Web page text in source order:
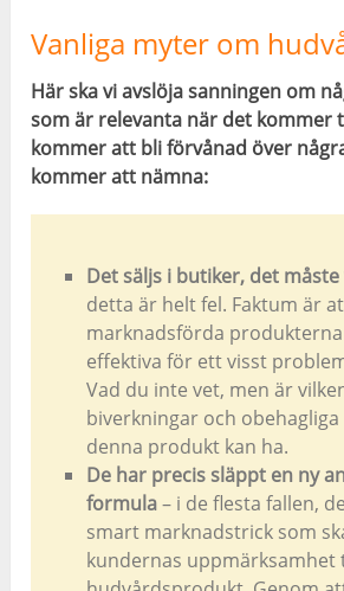
Vanliga myter om
Här ska vi avslöja sanningen om
som är relevanta när det kommer
kommer att bli förvånad över
kommer att nämna:
Det säljs i butiker, det
detta är helt fel. Faktum är
marknadsförda
effektiva för ett visst
Vad du inte vet, men är
biverkningar och
denna produkt kan ha.
De har precis släppt en ny
formula– i de flesta fallen,
smart marknadstrick som
kundernas uppmärksamhet